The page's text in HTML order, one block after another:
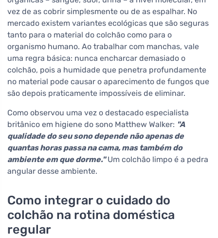
vez de as cobrir simplesmente ou de as espalhar. No
mercado existem variantes ecológicas que são seguras
tanto para o material do colchão como para o
organismo humano. Ao trabalhar com manchas, vale
uma regra básica: nunca encharcar demasiado o
colchão, pois a humidade que penetra profundamente
no material pode causar o aparecimento de fungos que
são depois praticamente impossíveis de eliminar.
Como observou uma vez o destacado especialista
britânico em higiene do sono Matthew Walker: "A
qualidade do seu sono depende não apenas de
quantas horas passa na cama, mas também do
ambiente em que dorme."Um colchão limpo é a pedra
angular desse ambiente.
Como integrar o cuidado do
colchão na rotina doméstica
regular